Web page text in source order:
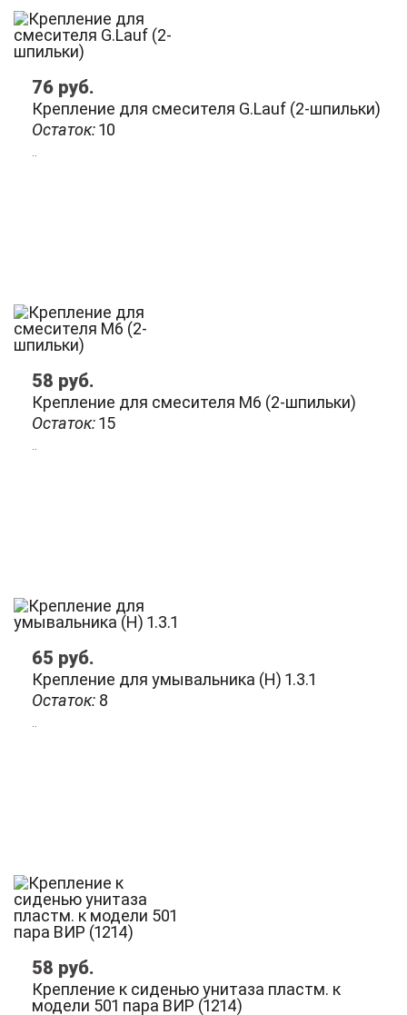
Остаток:10
Крепление для смесителя G.Lauf (2-шпильки)
76 руб.
Остаток:15
Крепление для смесителя М6 (2-шпильки)
58 руб.
Остаток: 8
Крепление для умывальника (Н) 1.3.1
65 руб.
Крепление к сиденью унитаза пластм. к
модели 501 пара ВИР (1214)
58 руб.